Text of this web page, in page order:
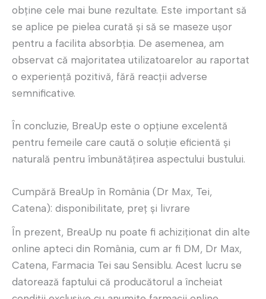
obține cele mai bune rezultate. Este important să
se aplice pe pielea curată și să se maseze ușor
pentru a facilita absorbția. De asemenea, am
observat că majoritatea utilizatoarelor au raportat
o experiență pozitivă, fără reacții adverse
semnificative.
În concluzie, BreaUp este o opțiune excelentă
pentru femeile care caută o soluție eficientă și
naturală pentru îmbunătățirea aspectului bustului.
Cumpără BreaUp în România (Dr Max, Tei,
Catena): disponibilitate, preț și livrare
În prezent, BreaUp nu poate fi achiziționat din alte
online apteci din România, cum ar fi DM, Dr Max,
Catena, Farmacia Tei sau Sensiblu. Acest lucru se
datorează faptului că producătorul a încheiat